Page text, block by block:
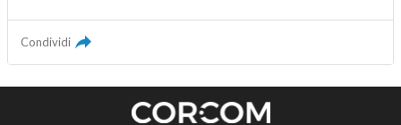
Condividi